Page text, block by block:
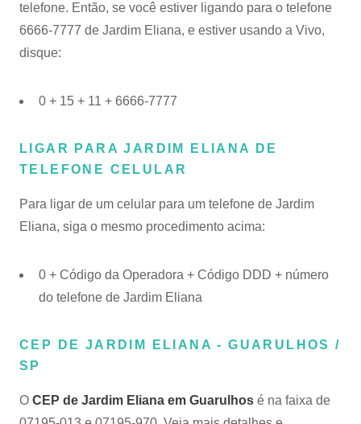
telefone. Então, se você estiver ligando para o telefone
6666-7777 de Jardim Eliana, e estiver usando a Vivo,
disque:
0 + 15 + 11 + 6666-7777
LIGAR PARA JARDIM ELIANA DE
TELEFONE CELULAR
Para ligar de um celular para um telefone de Jardim
Eliana, siga o mesmo procedimento acima:
0 + Código da Operadora + Código DDD + número
do telefone de Jardim Eliana
CEP DE JARDIM ELIANA - GUARULHOS /
SP
O CEP de Jardim Eliana em Guarulhos é na faixa de